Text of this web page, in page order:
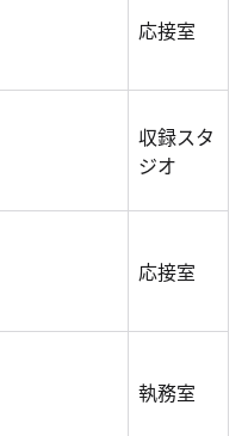
応接室
収録スタ
ジオ
応接室
執務室